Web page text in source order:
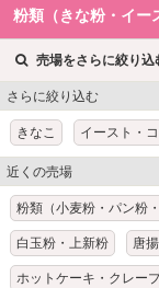
粉類（きな粉・イー
売場をさらに絞り
さらに絞り込む
きなこ イースト・
近くの売場
粉類（小麦粉・パン粉
白玉粉・上新粉 唐
ホットケーキ・クレー